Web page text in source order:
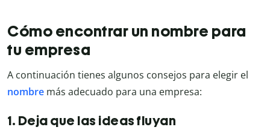
Cómo encontrar un nombre para
tu empresa
A continuación tienes algunos consejos para elegir el
nombre más adecuado para una empresa:
1. Deja que las ideas fluyan